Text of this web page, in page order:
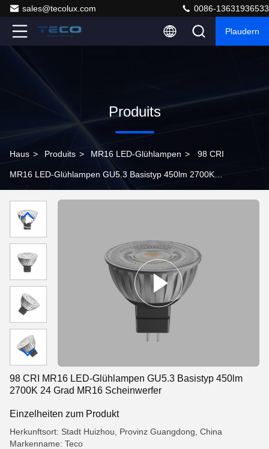
sales@tecolux.com 0086-13631936533
Plaudern
Produits
Haus > Produits > MR16 LED-Glühlampen > 98 CRI
MR16 LED-Glühlampen GU5.3 Basistyp 450lm 2700K
98 CRI MR16 LED-Glühlampen GU5.3 Basistyp 450lm
2700K 24 Grad MR16 Scheinwerfer
Einzelheiten zum Produkt
Herkunftsort: Stadt Huizhou, Provinz Guangdong, China
Markenname: Teco